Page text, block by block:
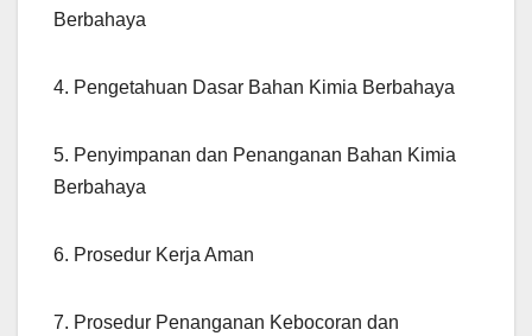
Berbahaya
4. Pengetahuan Dasar Bahan Kimia Berbahaya
5. Penyimpanan dan Penanganan Bahan Kimia
Berbahaya
6. Prosedur Kerja Aman
7. Prosedur Penanganan Kebocoran dan